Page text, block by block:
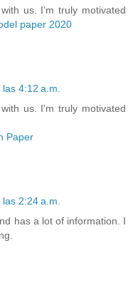
us. I’m truly motivated
paper 2020
4:12 a.m.
us. I'm truly motivated
Paper
2:24 a.m.
has a lot of information. I